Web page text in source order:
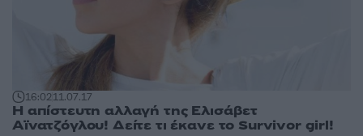
16:0211.07.17
Η απίστευτη αλλαγή της Ελισάβετ
Αϊνατζόγλου! Δείτε τι έκανε το Survivor girl!